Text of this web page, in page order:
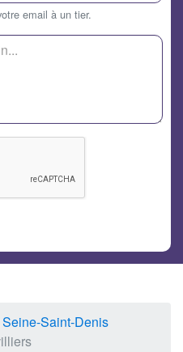
email à un tier.
Saint-Denis